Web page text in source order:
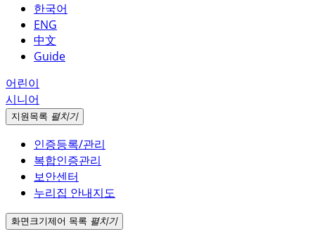
한국어
ENG
中文
Guide
어린이
시니어
지원 목록 펼치기
인증등록/관리
복합인증관리
보안센터
누리집 안내지도
화면크기제어 목록 펼치기